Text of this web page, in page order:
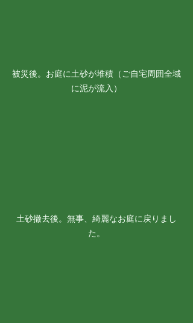
被災後。お庭に土砂が堆積（ご自宅周囲全域
に泥が流入）
土砂撤去後。無事、綺麗なお庭に戻りまし
た。